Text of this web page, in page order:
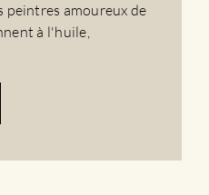
peintres amoureux de
à l'huile,